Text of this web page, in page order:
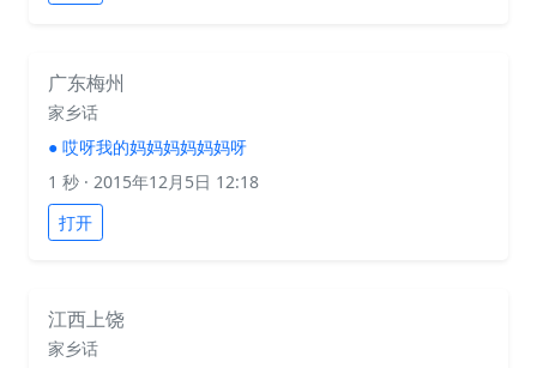
广东梅州
家乡话
● 哎呀我的妈妈妈妈妈妈呀
1 秒 · 2015年12月5日 12:18
打开
江西上饶
家乡话